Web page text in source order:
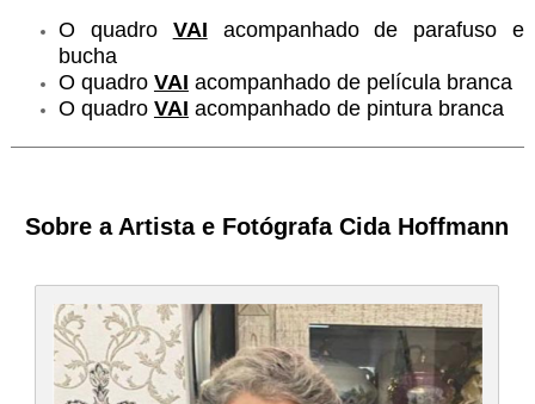
O quadro VAI acompanhado de parafuso e
bucha
O quadro VAI acompanhado de película branca
O quadro VAI acompanhado de pintura branca
Sobre a Artista e Fotógrafa Cida Hoffmann